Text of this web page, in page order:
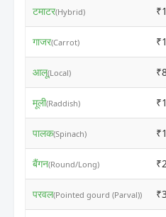
टमाटर(Hybrid)
गाजर(Carrot)
आलू(Local)
मूली(Raddish)
पालक(Spinach)
बैंगन(Round/Long)
परवल(Pointed gourd (Parval))